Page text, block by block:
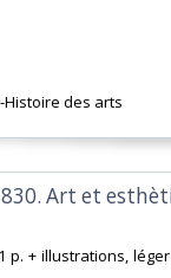
Histoire des arts‎
Art et
p. + illustrations,